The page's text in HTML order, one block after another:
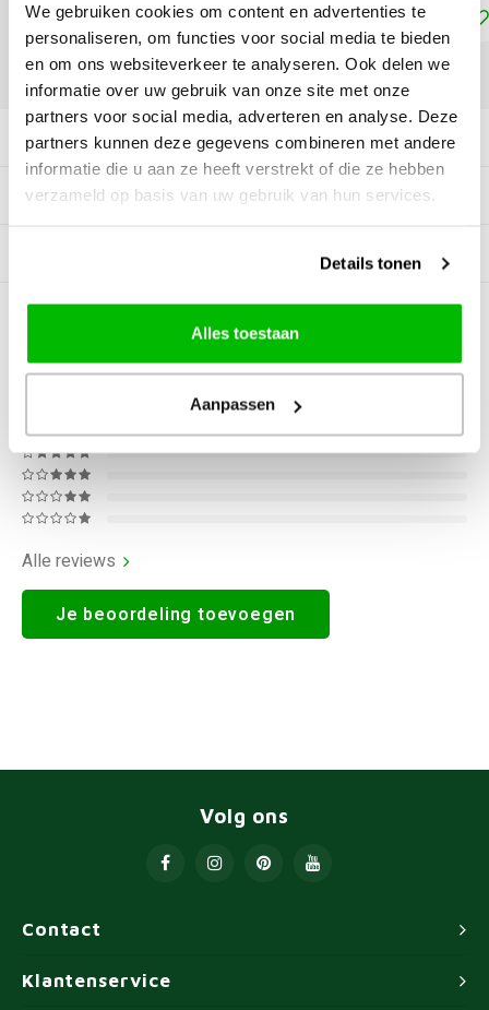
We gebruiken cookies om content en advertenties te
personaliseren, om functies voor social media te bieden
en om ons websiteverkeer te analyseren. Ook delen we
informatie over uw gebruik van onze site met onze
partners voor social media, adverteren en analyse. Deze
partners kunnen deze gegevens combineren met andere
informatie die u aan ze heeft verstrekt of die ze hebben
verzameld op basis van uw gebruik van hun services.
Details tonen
Alles toestaan
Aanpassen
Toevoegen aan winkelwagen
DELEN:
Productomschrijving
Specificaties
STERREN OP BASIS VAN
0Reviews
Alle reviews
Je beoordeling toevoegen
Contact
Volg ons
Klantenservice